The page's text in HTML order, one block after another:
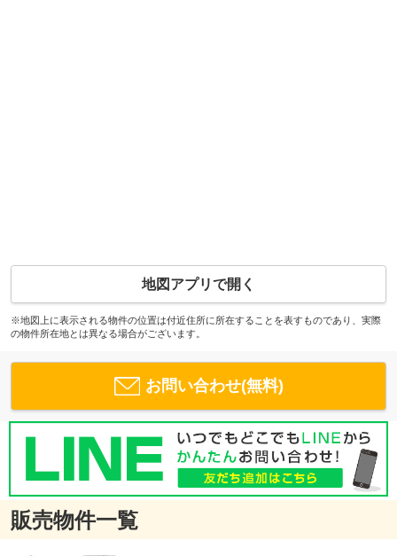
地図アプリで開く
※地図上に表示される物件の位置は付近住所に所在することを表すものであり、実際
の物件所在地とは異なる場合がございます。
お問い合わせ(無料)
販売物件一覧